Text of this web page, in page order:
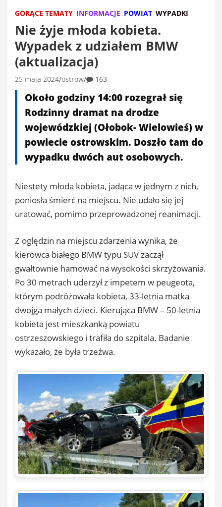
GORĄCE TEMATY INFORMACJE POWIAT WYPADKI
Nie żyje młoda kobieta.
Wypadek z udziałem BMW
(aktualizacja)
25 maja 2024 ostrow 163
Około godziny 14:00 rozegrał się
Rodzinny dramat na drodze
wojewódzkiej (Ołobok- Wielowieś) w
powiecie ostrowskim. Doszło tam do
wypadku dwóch aut osobowych.
Niestety młoda kobieta, jadąca w jednym z nich,
poniosła śmierć na miejscu. Nie udało się jej
uratować, pomimo przeprowadzonej reanimacji.
Z oględzin na miejscu zdarzenia wynika, że
kierowca białego BMW typu SUV zaczął
gwałtownie hamować na wysokości skrzyżowania.
Po 30 metrach uderzył z impetem w peugeota,
którym podróżowała kobieta, 33-letnia matka
dwojga małych dzieci. Kierująca BMW – 50-letnia
kobieta jest mieszkanką powiatu
ostrzeszowskiego i trafiła do szpitala. Badanie
wykazało, że była trzeźwa.